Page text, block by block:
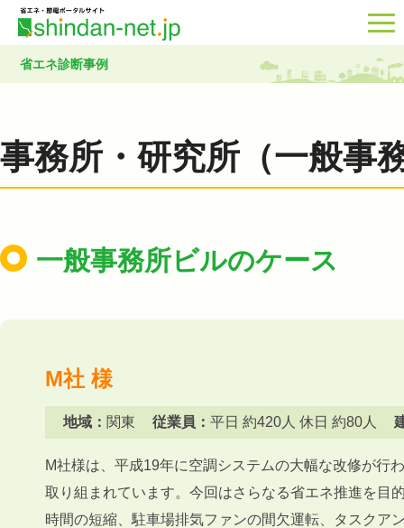
省エネ診断事例
事務所・研究所（一般事
一般事務所ビルのケース
M社 様
地域： 関東 従業員： 平日 約420人 休日 約80人
M社様は、平成19年に空調システムの大幅な改修が行
取り組まれています。今回はさらなる省エネ推進を目
時間の短縮、駐車場排気ファンの間欠運転、タスクア